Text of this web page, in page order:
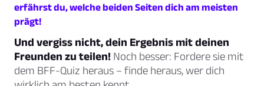
erfährst du, welche beiden Seiten dich am meisten
prägt!
Und vergiss nicht, dein Ergebnis mit deinen
Freunden zu teilen! Noch besser: Fordere sie mit
dem BFF-Quiz heraus – finde heraus, wer dich